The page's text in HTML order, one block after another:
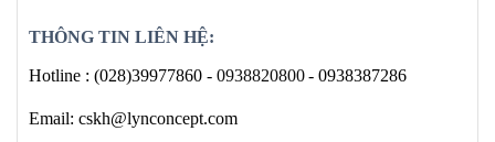
THÔNG TIN LIÊN HỆ:
Hotline : (028)39977860 - 0938820800- 0938387286
Email: cskh@lynconcept.com